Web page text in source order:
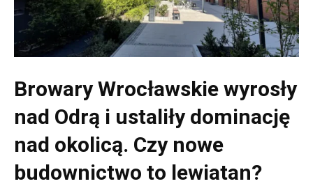
Browary Wrocławskie wyrosły
nad Odrą i ustaliły dominację
nad okolicą. Czy nowe
budownictwo to lewiatan?